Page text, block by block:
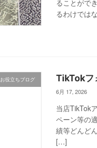
ることがで
るわけでは
お役立ちブログ TikTokフ
6月 17, 2026
当店TikTok
ペーン等の
績等どんど
[…]